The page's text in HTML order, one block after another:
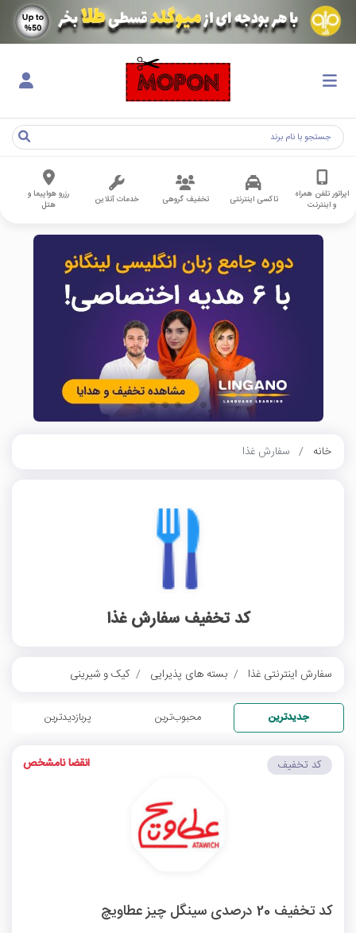
اپراتور تلفن همراه
و اینترنت
تاکسی اینترنتی تخفیف گروهی خدمات آنلاین
رزرو هواپیما و
هتل
خانه سفارش غذا
کد تخفیف سفارش غذا
سفارش اینترنتی غذا بسته های پذیرایی کیک و شیرینی
جدیدترین محبوب‌ترین پربازدیدترین
کد تخفیف 20 درصدی سینگل چیز عطاویچ
کد تخفیف انقضا نامشخص